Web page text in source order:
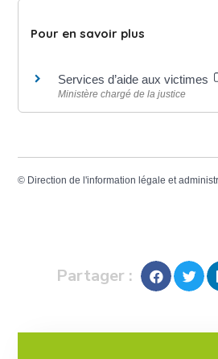
Pour en savoir plus
Services d’aide aux victimes
Ministère chargé de la justice
© Direction de l'information légale et
Partager :